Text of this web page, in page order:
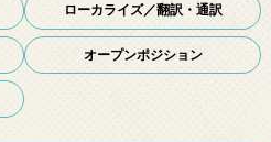
ローカライズ／翻訳・通訳
オープンポジション